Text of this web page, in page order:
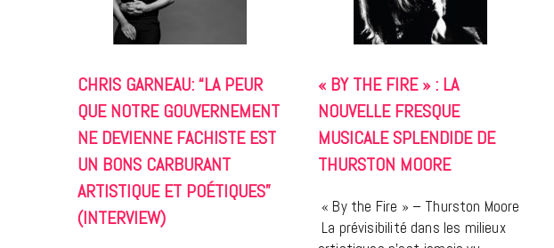
CHRIS GARNEAU: “LA PEUR
QUE NOTRE GOUVERNEMENT
NE DEVIENNE FACHISTE EST
UN BONS CARBURANT
ARTISTIQUE ET POÉTIQUES”
(INTERVIEW)
« BY THE FIRE » : LA
NOUVELLE FRESQUE
MUSICALE SPLENDIDE DE
THURSTON MOORE
« By the Fire » – Thurston Moore
La prévisibilité dans les milieux